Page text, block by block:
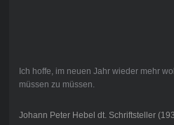
Ich hoffe, im neuen Jahr wieder mehr
müssen zu müssen.
Johann Peter Hebel dt. Schriftsteller